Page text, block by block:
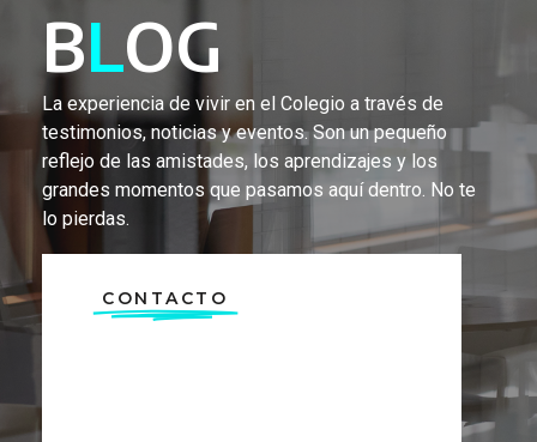
BLOG
La experiencia de vivir en el Colegio a través de
testimonios, noticias y eventos. Son un pequeño
reflejo de las amistades, los aprendizajes y los
grandes momentos que pasamos aquí dentro. No te
lo pierdas.
CONTACTO